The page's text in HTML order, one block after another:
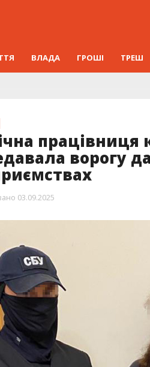
ВЛАДА ГРОШІ ТРЕШ
працівниця
ворогу
03.09.2025